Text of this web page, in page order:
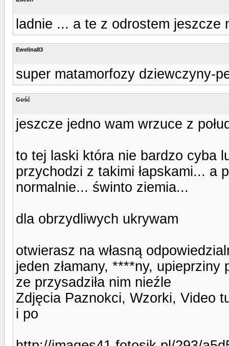
ladnie ... a te z odrostem
Ewelina83
super matamorfozy dziewczyny-
Gość
jeszcze jedno wam wrzuce z
to tej laski która nie bardzo cyba
przychodzi z takimi łapskami... a
normalnie... świnto ziemia...
dla obrzydliwych ukrywam
otwierasz na własną
jeden złamany, ****ny,
ze przysadziła nim nieźle
Zdjęcia Paznokci, Wzorki, Video
i po